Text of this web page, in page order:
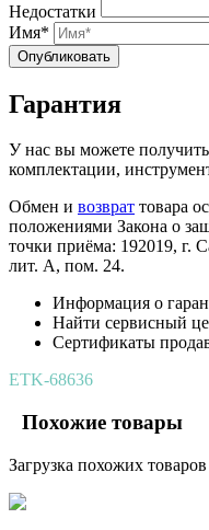
Недостатки
Имя*
Опубликовать
Гарантия
У нас вы можете
комплектации,
Обмен и возврат товара
положениями Закона о
точки приёма: 192019, г.
лит. А, пом. 24.
Информация о
Найти сервисный
Сертификаты
ETK-68636
Похожие товары
Загрузка похожих